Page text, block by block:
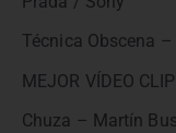
Técnica Obscena
MEJOR VÍDEO CLIP
Chuza – Martín